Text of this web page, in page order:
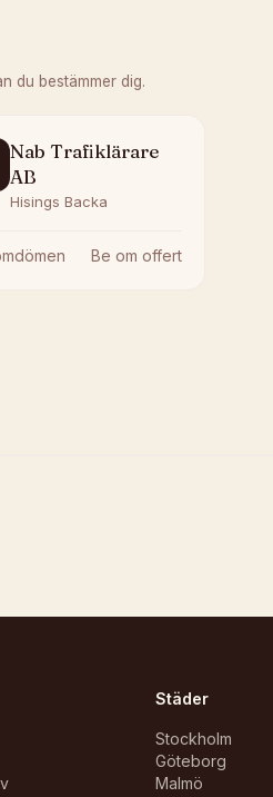
du bestämmer dig.
Nab Trafiklärare
AB
Hisings Backa
Be om offert
Städer
Stockholm
Göteborg
Malmö